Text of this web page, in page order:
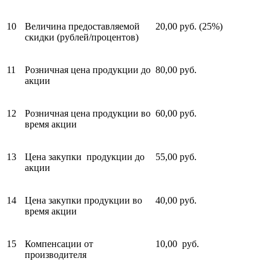
10
Величина предоставляемой
скидки (рублей/процентов)
20,00 руб. (25%)
11
Розничная цена продукции до
акции
80,00 руб.
12
Розничная цена продукции во
время акции
60,00 руб.
13
Цена закупки продукции до
акции
55,00 руб.
14
Цена закупки продукции во
время акции
40,00 руб.
15
Компенсации от
производителя
10,00 руб.